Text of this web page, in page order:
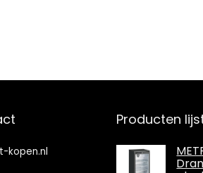
kopen.nl
Producten